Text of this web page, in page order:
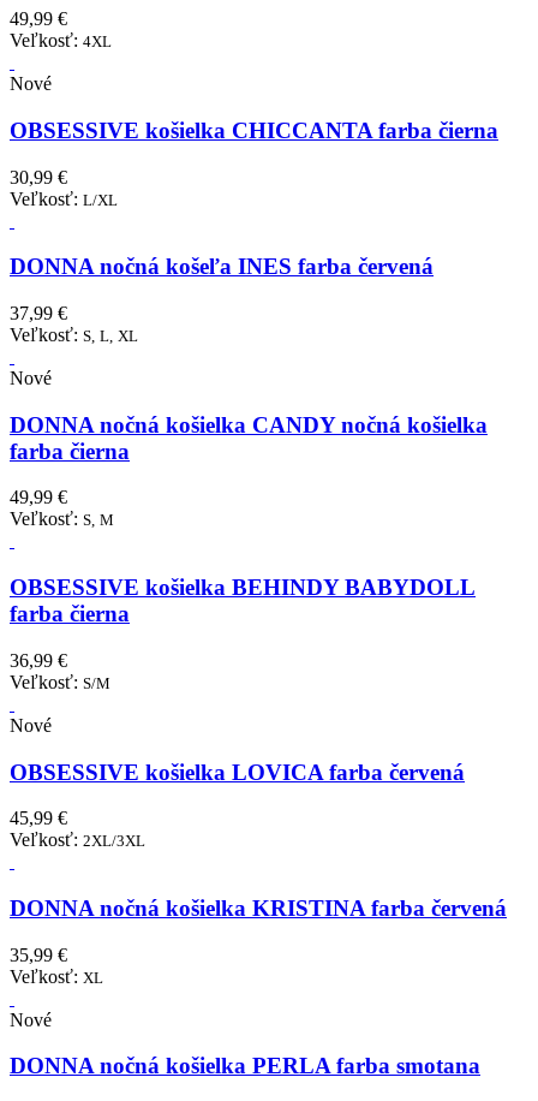
49,99 €
Veľkosť: 4XL
Nové
OBSESSIVE košielka CHICCANTA farba čierna
30,99 €
Veľkosť: L/XL
DONNA nočná košeľa INES farba červená
37,99 €
Veľkosť: S, L, XL
Nové
DONNA nočná košielka CANDY nočná košielka
farba čierna
49,99 €
Veľkosť: S, M
OBSESSIVE košielka BEHINDY BABYDOLL
farba čierna
36,99 €
Veľkosť: S/M
Nové
OBSESSIVE košielka LOVICA farba červená
45,99 €
Veľkosť: 2XL/3XL
DONNA nočná košielka KRISTINA farba červená
35,99 €
Veľkosť: XL
Nové
DONNA nočná košielka PERLA farba smotana